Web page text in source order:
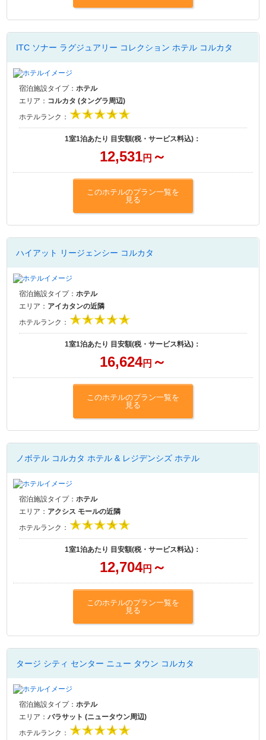
ITC ソナー ラグジュアリー コレクション ホテル コルカタ
宿泊施設タイプ：ホテル
エリア： コルカタ (タングラ周辺)
ホテルランク：
1室1泊あたり 目安額(税・サービス料込)：
12,531円 ～
このホテルのプラン一覧を
見る
ハイアット リージェンシー コルカタ
宿泊施設タイプ：ホテル
エリア： アイカタンの近隣
ホテルランク：
1室1泊あたり 目安額(税・サービス料込)：
16,624円 ～
このホテルのプラン一覧を
見る
ノボテル コルカタ ホテル & レジデンシズ ホテル
宿泊施設タイプ：ホテル
エリア： アクシス モールの近隣
ホテルランク：
1室1泊あたり 目安額(税・サービス料込)：
12,704円 ～
このホテルのプラン一覧を
見る
タージ シティ センター ニュー タウン コルカタ
宿泊施設タイプ：ホテル
エリア：バラサット (ニュータウン周辺)
ホテルランク：